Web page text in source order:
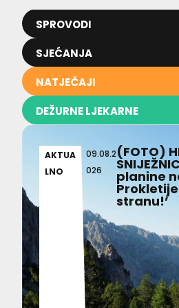
SPROVODI
SJEĆANJA
NATJEČAJI
DEŽURNE LJEKARNE
AKTUA
LNO
09.08.2
026
(FOTO)
planine
stranu!’